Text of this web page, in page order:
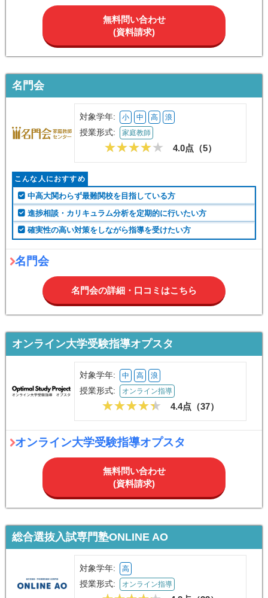
無料問い合わせ
(資料請求)
名門会
対象学年: 小 中 高 浪
授業形式: 家庭教師
4.0点（5）
こんな人におすすめ
中高大関わらず最難関校を目指している方
進捗相談・カリキュラム分析を定期的に行いたい方
確実性の高い対策をしながら指導を受けたい方
名門会
名門会の詳細・口コミはこちら
オンライン大学受験指導オプスタ
対象学年: 中 高 浪
授業形式: オンライン指導
4.4点（37）
オンライン大学受験指導オプスタ
無料問い合わせ
(資料請求)
総合選抜入試専門塾ONLINE AO
対象学年: 高
授業形式: オンライン指導